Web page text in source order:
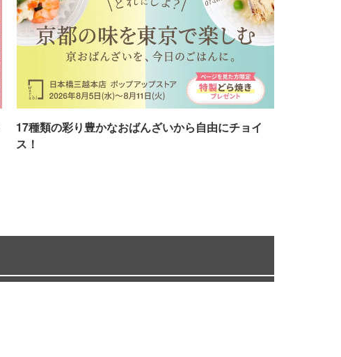
17種類の彩り豊かなおばんざいから自由にチョイ
ス！